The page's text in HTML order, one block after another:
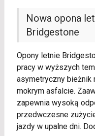
Nowa opona
Bridgestone
Opony letnie
pracy w wyższych
asymetryczny bieżnik
mokrym asfalcie.
zapewnia wysoką
przedwczesne
jazdy w upalne dni.